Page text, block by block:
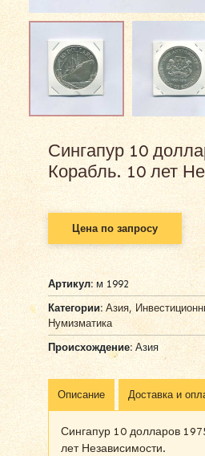
Сингапур 10
Корабль. 10 лет
Цена по запросу
Артикул: м 1992
Категории: Азия,
Нумизматика
Происхождение:Азия
Описание Доставка и
Сингапур 10 долларов
лет Независимости.